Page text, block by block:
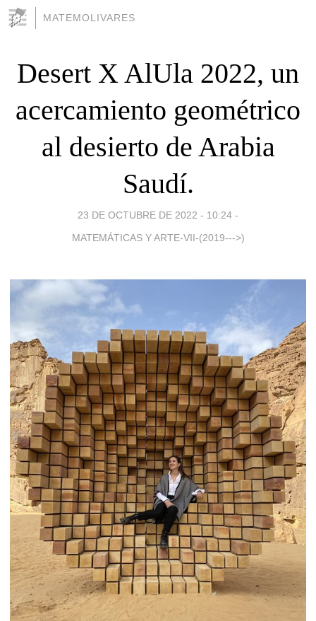
MATEMOLIVARES
Desert X AlUla 2022, un
acercamiento geométrico
al desierto de Arabia
Saudí.
23 DE OCTUBRE DE 2022 - 10:24 -
MATEMÁTICAS Y ARTE-VII-(2019--->)